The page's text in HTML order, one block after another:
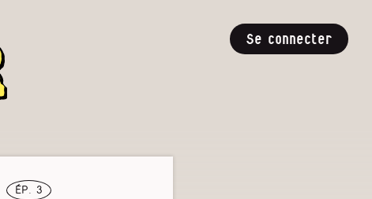
Se connecter
ép. 3